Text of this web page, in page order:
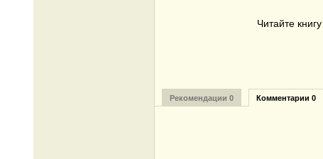
Читайте книгу
Рекомендации 0 Комментарии 0